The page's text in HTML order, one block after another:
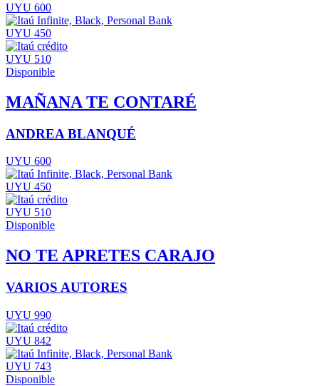
UYU 600
UYU 450
UYU 510
Disponible
MAÑANA TE CONTARÉ
ANDREA BLANQUÉ
UYU 600
UYU 450
UYU 510
Disponible
NO TE APRETES CARAJO
VARIOS AUTORES
UYU 990
UYU 842
UYU 743
Disponible